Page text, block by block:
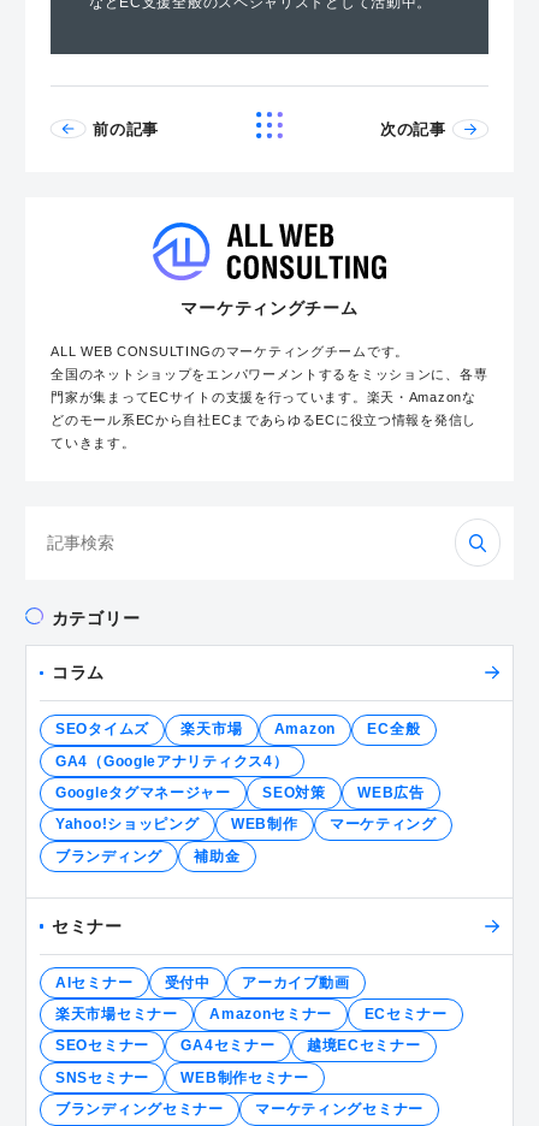
前の記事 次の記事
マーケティングチーム
ALL WEB CONSULTINGのマーケティングチームです。
全国のネットショップをエンパワーメントするをミッションに、各専
門家が集まってECサイトの支援を行っています。楽天・Amazonな
どのモール系ECから自社ECまであらゆるECに役立つ情報を発信し
ていきます。
検
カテゴリー
コラム
SEOタイムズ 楽天市場 Amazon
EC全般
GA4（Googleアナリティクス4）
Googleタグマネージャー
SEO対策
WEB広告
Yahoo!ショッピング
WEB制作
マーケティング
ブランディング
補助金
セミナー
AIセミナー 受付中
アーカイブ動画
楽天市場セミナー
Amazonセミナー
ECセミナー
SEOセミナー
GA4セミナー
越境ECセミナー
SNSセミナー
WEB制作セミナー
ブランディングセミナー
マーケティングセミナー